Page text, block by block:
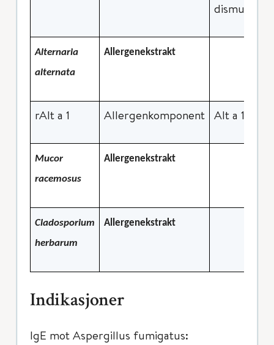
dismutase
Alternaria
alternata
Allergenekstrakt
rAlt a 1 Allergenkomponent Alt a 1-
Mucor
racemosus
Allergenekstrakt
Cladosporium
herbarum
Allergenekstrakt
Indikasjoner
IgE mot Aspergillus fumigatus: